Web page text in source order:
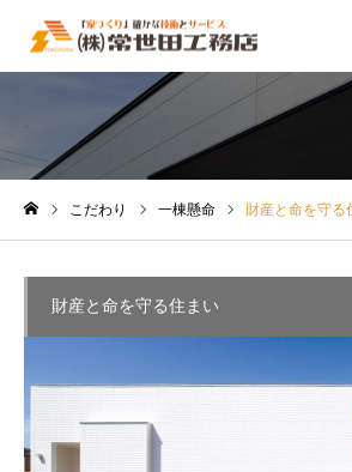
こだわり 一棟懸命 財産と命を守る
財産と命を守る住まい